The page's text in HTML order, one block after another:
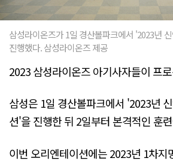
삼성라이온즈가 1일 경산볼파크에서 '2023년
진행했다. 삼성라이온즈 제공
2023 삼성라이온즈 아기사자들이 프
삼성은 1일 경산볼파크에서 '2023년
션'을 진행한 뒤 2일부터 본격적인 훈
이번 오리엔테이션에는 2023년 1차지